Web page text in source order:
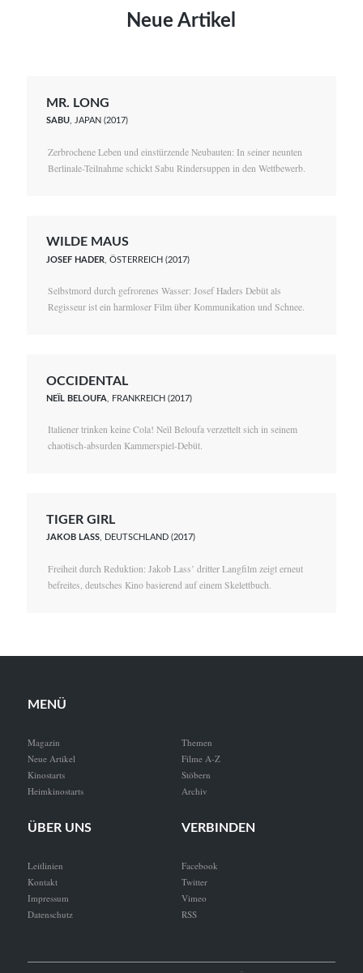
Neue Artikel
MR. LONG
SABU, JAPAN (2017)
Zerbrochene Leben und einstürzende Neubauten: In seiner neunten
Berlinale-Teilnahme schickt Sabu Rindersuppen in den Wettbewerb.
WILDE MAUS
JOSEF HADER , ÖSTERREICH (2017)
Selbstmord durch gefrorenes Wasser: Josef Haders Debüt als
Regisseur ist ein harmloser Film über Kommunikation und Schnee.
OCCIDENTAL
NEÏL BELOUFA , FRANKREICH (2017)
Italiener trinken keine Cola! Neïl Beloufa verzettelt sich in seinem
chaotisch-absurden Kammerspiel-Debüt.
TIGER GIRL
JAKOB LASS, DEUTSCHLAND (2017)
Freiheit durch Reduktion: Jakob Lass’ dritter Langfilm zeigt erneut
befreites, deutsches Kino basierend auf einem Skelettbuch.
MENÜ
Magazin
Neue Artikel
Kinostarts
Heimkinostarts
Themen
Filme A-Z
Stöbern
Archiv
ÜBER UNS
Leitlinien
Kontakt
Impressum
Datenschutz
VERBINDEN
Facebook
Twitter
Vimeo
RSS